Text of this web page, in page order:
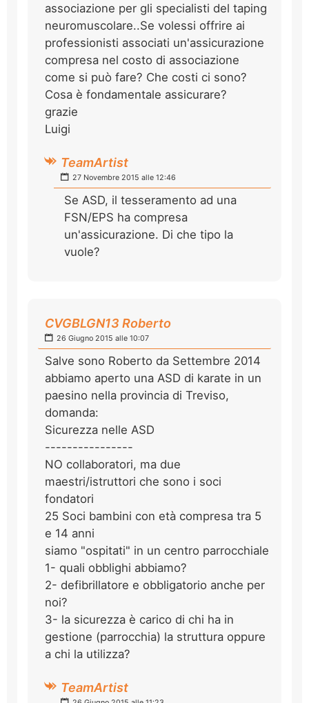
associazione per gli specialisti del taping
neuromuscolare..Se volessi offrire ai
professionisti associati un'assicurazione
compresa nel costo di associazione
come si può fare? Che costi ci sono?
Cosa è fondamentale assicurare?
grazie
Luigi
TeamArtist
27 Novembre 2015 alle 12:46
Se ASD, il tesseramento ad una
FSN/EPS ha compresa
un'assicurazione. Di che tipo la
vuole?
CVGBLGN13 Roberto
26 Giugno 2015 alle 10:07
Salve sono Roberto da Settembre 2014
abbiamo aperto una ASD di karate in un
paesino nella provincia di Treviso,
domanda:
Sicurezza nelle ASD
----------------
NO collaboratori, ma due
maestri/istruttori che sono i soci
fondatori
25 Soci bambini con età compresa tra 5
e 14 anni
siamo "ospitati" in un centro parrocchiale
1- quali obblighi abbiamo?
2- defibrillatore e obbligatorio anche per
noi?
3- la sicurezza è carico di chi ha in
gestione (parrocchia) la struttura oppure
a chi la utilizza?
TeamArtist